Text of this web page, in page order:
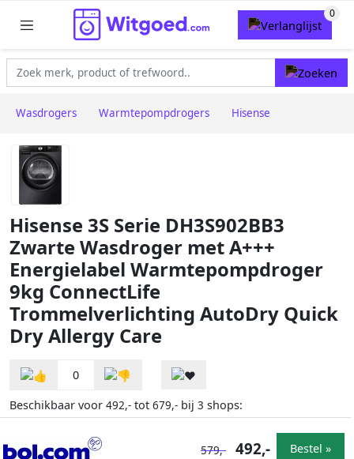
Wasdrogers Warmtepompdrogers Hisense
Hisense 3S Serie DH3S902BB3
Zwarte Wasdroger met A+++
Energielabel Warmtepompdroger
9kg ConnectLife
Trommelverlichting AutoDry Quick
Dry Allergy Care
0
Beschikbaar voor 492,- tot 679,- bij 3 shops:
579,- 492,- Bestel »